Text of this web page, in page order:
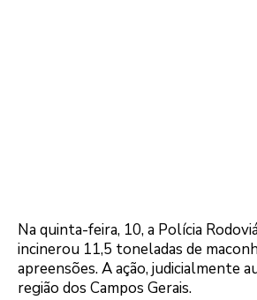
Na quinta-feira, 10, a Polícia
incinerou 11,5 toneladas de
apreensões. A ação, judicialmente
região dos Campos Gerais.